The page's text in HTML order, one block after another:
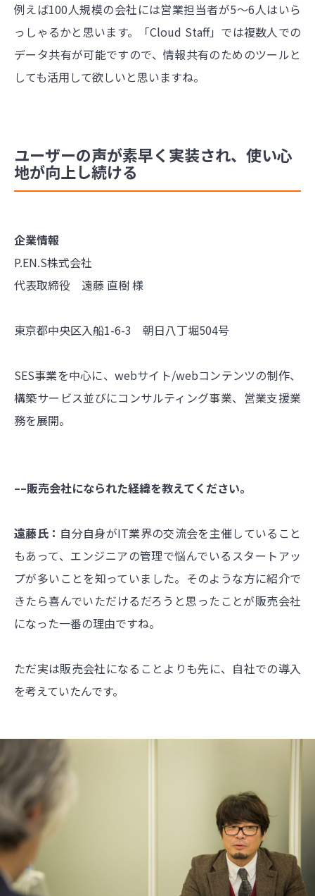
例えば100人規模の会社には営業担当者が5～6人はいら
っしゃるかと思います。「Cloud Staff」では複数人での
データ共有が可能ですので、情報共有のためのツールと
しても活用して欲しいと思いますね。
ユーザーの声が素早く実装され、使い心
地が向上し続ける
企業情報
P.EN.S株式会社
代表取締役 遠藤 直樹 様
東京都中央区入船1-6-3 朝日八丁堀504号
SES事業を中心に、webサイト/webコンテンツの制作、
構築サービス並びにコンサルティング事業、営業支援業
務を展開。
––販売会社になられた経緯を教えてください。
遠藤氏： 自分自身がIT業界の交流会を主催していること
もあって、エンジニアの管理で悩んでいるスタートアッ
プが多いことを知っていました。そのような方に紹介で
きたら喜んでいただけるだろうと思ったことが販売会社
になった一番の理由ですね。
ただ実は販売会社になることよりも先に、自社での導入
を考えていたんです。